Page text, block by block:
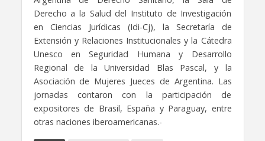
Derecho a la Salud del Instituto de Investigación
en Ciencias Jurídicas (Idi-Cj), la Secretaría de
Extensión y Relaciones Institucionales y la Cátedra
Unesco en Seguridad Humana y Desarrollo
Regional de la Universidad Blas Pascal, y la
Asociación de Mujeres Jueces de Argentina. Las
jornadas contaron con la participación de
expositores de Brasil, España y Paraguay, entre
otras naciones iberoamericanas.-